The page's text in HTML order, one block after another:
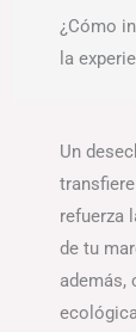
¿Cómo
la
Un
refuerza
de tu
además,